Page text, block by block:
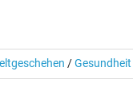
/Gesundheit